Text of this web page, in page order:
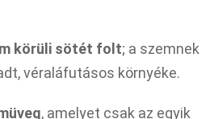
körüli sötét folt; a szemnek
véraláfutásos környéke.
, amelyet csak az egyik